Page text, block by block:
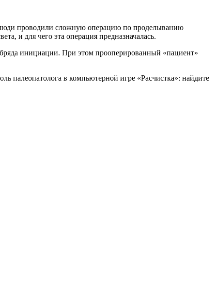
проводили сложную операцию по проделыванию
и для чего эта операция предназначалась.
инициации. При этом прооперированный «пациент»
палеопатолога в компьютерной игре «Расчистка»: найдите